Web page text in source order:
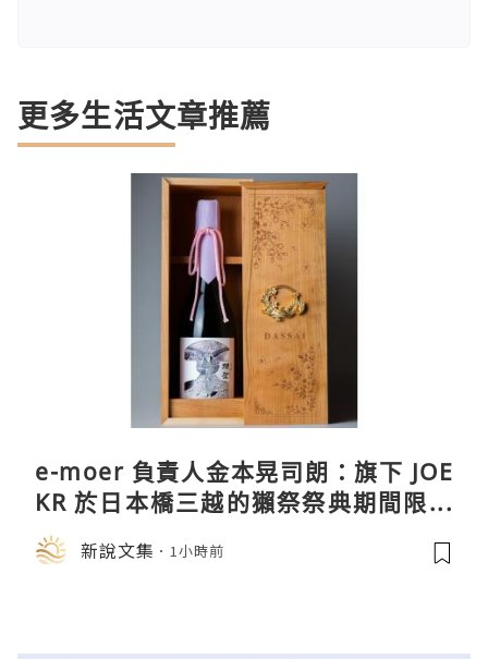
更多生活文章推薦
e-moer 負責人金本晃司朗：旗下 JOE
KR 於日本橋三越的獺祭祭典期間限定
店中，與日伸貴金属的東京銀器工匠一
同參展新說文集 1小時前